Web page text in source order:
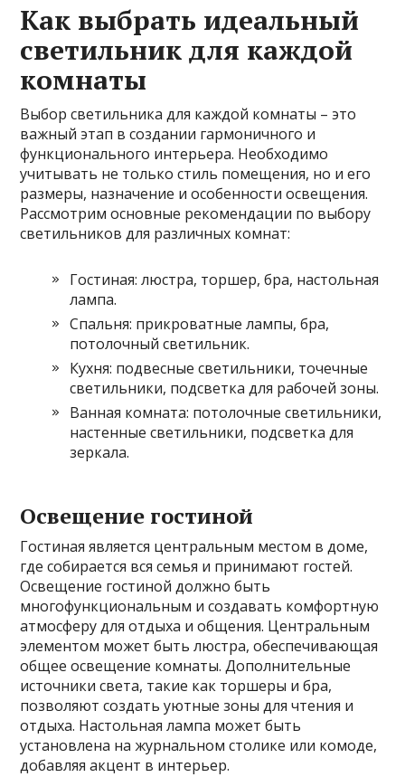
Как выбрать идеальный
светильник для каждой
комнаты
Выбор светильника для каждой комнаты – это
важный этап в создании гармоничного и
функционального интерьера. Необходимо
учитывать не только стиль помещения, но и его
размеры, назначение и особенности освещения.
Рассмотрим основные рекомендации по выбору
светильников для различных комнат:
Гостиная: люстра, торшер, бра, настольная
лампа.
Спальня: прикроватные лампы, бра,
потолочный светильник.
Кухня: подвесные светильники, точечные
светильники, подсветка для рабочей зоны.
Ванная комната: потолочные светильники,
настенные светильники, подсветка для
зеркала.
Освещение гостиной
Гостиная является центральным местом в доме,
где собирается вся семья и принимают гостей.
Освещение гостиной должно быть
многофункциональным и создавать комфортную
атмосферу для отдыха и общения. Центральным
элементом может быть люстра, обеспечивающая
общее освещение комнаты. Дополнительные
источники света, такие как торшеры и бра,
позволяют создать уютные зоны для чтения и
отдыха. Настольная лампа может быть
установлена на журнальном столике или комоде,
добавляя акцент в интерьер.